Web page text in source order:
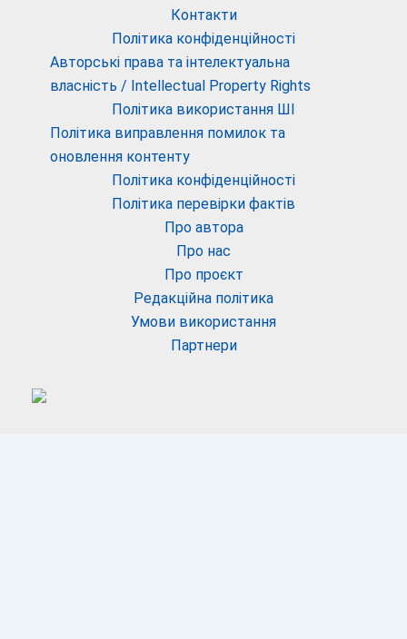
Контакти
Політика конфіденційності
Авторські права та інтелектуальна
власність / Intellectual Property Rights
Політика використання ШІ
Політика виправлення помилок та
оновлення контенту
Політика конфіденційності
Політика перевірки фактів
Про автора
Про нас
Про проєкт
Редакційна політика
Умови використання
Партнери